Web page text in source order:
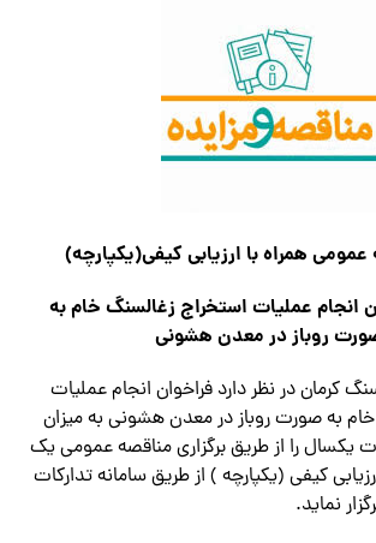
همراه با ارزیابی کیفی(یکپارچه)
انجام عملیات استخراج زغالسنگ خام به
روباز در معدن هشوني
كرمان در نظر دارد فراخوان انجام عملیات
به صورت روباز در معدن هشوني به ميزان
مدت یکسال را از طریق برگزاري مناقصه عمومي يك
كيفي (یکپارچه ) از طريق سامانه تدارکات
نماید.